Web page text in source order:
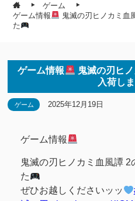
ゲーム
ゲーム情報
鬼滅の刃ヒノカミ血
た
ゲーム情報
鬼滅の刃ヒ
入荷し
ゲーム 2025年12月19日
ゲーム情報
鬼滅の刃ヒノカミ血風譚 2
た
ぜひお越しくださいッッ